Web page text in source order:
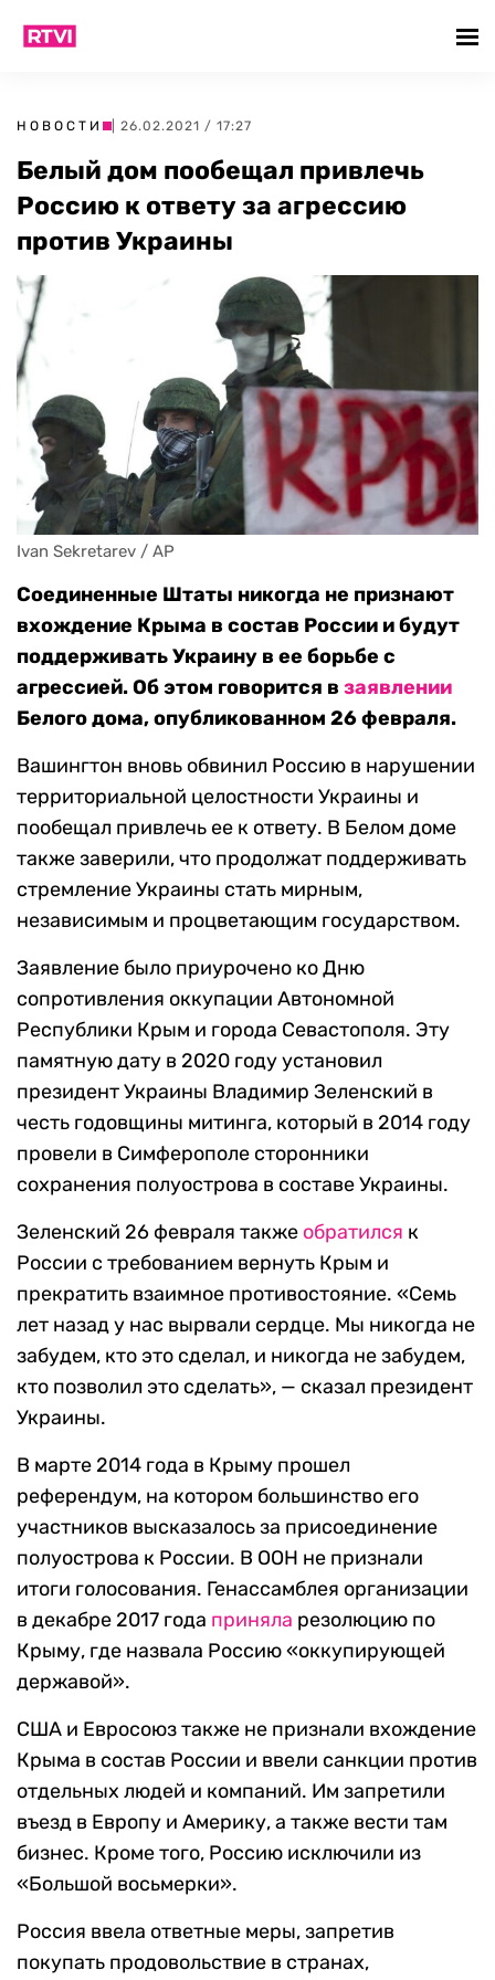
НОВОСТИ | 26.02.2021 / 17:27
Белый дом пообещал привлечь
Россию к ответу за агрессию
против Украины
Ivan Sekretarev / AP
Соединенные Штаты никогда не признают
вхождение Крыма в состав России и будут
поддерживать Украину в ее борьбе с
агрессией. Об этом говорится в заявлении
Белого дома, опубликованном 26 февраля.
Вашингтон вновь обвинил Россию в нарушении
территориальной целостности Украины и
пообещал привлечь ее к ответу. В Белом доме
также заверили, что продолжат поддерживать
стремление Украины стать мирным,
независимым и процветающим государством.
Заявление было приурочено ко Дню
сопротивления оккупации Автономной
Республики Крым и города Севастополя. Эту
памятную дату в 2020 году установил
президент Украины Владимир Зеленский в
честь годовщины митинга, который в 2014 году
провели в Симферополе сторонники
сохранения полуострова в составе Украины.
Зеленский 26 февраля также обратился к
России с требованием вернуть Крым и
прекратить взаимное противостояние. «Семь
лет назад у нас вырвали сердце. Мы никогда не
забудем, кто это сделал, и никогда не забудем,
кто позволил это сделать», — сказал президент
Украины.
В марте 2014 года в Крыму прошел
референдум, на котором большинство его
участников высказалось за присоединение
полуострова к России. В ООН не признали
итоги голосования. Генассамблея организации
в декабре 2017 года приняла резолюцию по
Крыму, где назвала Россию «оккупирующей
державой».
США и Евросоюз также не признали вхождение
Крыма в состав России и ввели санкции против
отдельных людей и компаний. Им запретили
въезд в Европу и Америку, а также вести там
бизнес. Кроме того, Россию исключили из
«Большой восьмерки».
Россия ввела ответные меры, запретив
покупать продовольствие в странах,